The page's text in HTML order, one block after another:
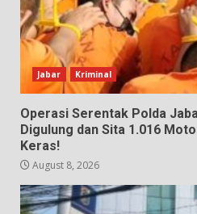
Jabar Kriminal
Operasi Serentak Polda
Digulung dan Sita 1.016
Keras!
August 8, 2026